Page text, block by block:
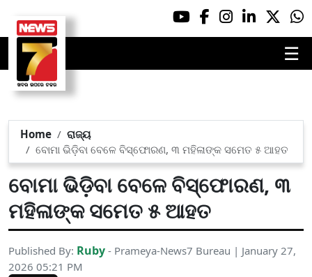
☰
Home
ରାଜ୍ୟ
ବୋମା ଭିଡ଼ିବା ବେଳେ ବିସ୍ଫୋରଣ, ୩ ମହିଳାଙ୍କ ସମେତ ୫ ଆହତ
ବୋମା ଭିଡ଼ିବା ବେଳେ ବିସ୍ଫୋରଣ, ୩
ମହିଳାଙ୍କ ସମେତ ୫ ଆହତ
Published By: Ruby - Prameya-News7 Bureau | January 27,
2026 05:21 PM